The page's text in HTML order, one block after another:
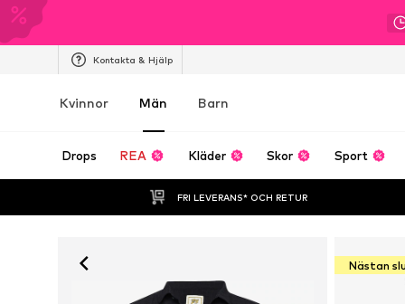
Kontakta & Hjälp
Kvinnor Män Barn
Drops REA Kläder Skor Sport
FRI LEVERANS* OCH RETUR
Nästan